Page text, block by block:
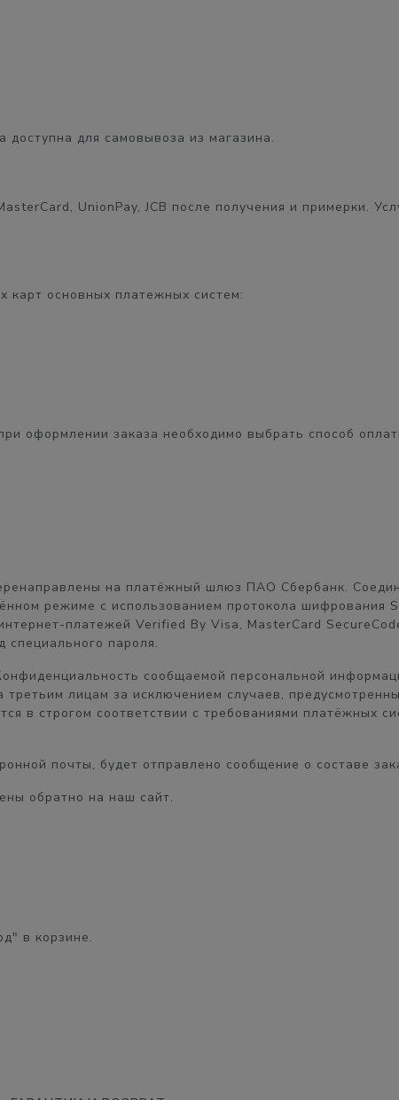
доступна для самовывоза из магазина.
UnionPay, JCB после получения и примерки.
карт основных платежных систем:
оформлении заказа необходимо выбрать способ
на платёжный шлюз ПАО Сбербанк.
режиме с использованием протокола шифрования
платежей Verified By Visa, MasterCard
пароля.
сообщаемой персональной
лицам за исключением случаев,
в строгом соответствии с требованиями платёжных
почты, будет отправлено сообщение о составе
обратно на наш сайт.
в корзине.